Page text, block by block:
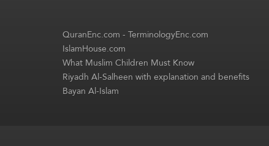
QuranEnc.com-TerminologyEnc.com
IslamHouse.com
What Muslim Children Must Know
Riyadh Al-Salheen with explanation and benefits
Bayan Al-Islam